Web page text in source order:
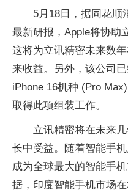
5月18日，据同花顺
最新研报，Apple将协助
这将为立讯精密未来数
来收益。另外，该公司
iPhone 16机种 (Pro
取得此项组装工作。
立讯精密将在未来
长中受益。随着智能手
成为全球最大的智能手
据，印度智能手机市场